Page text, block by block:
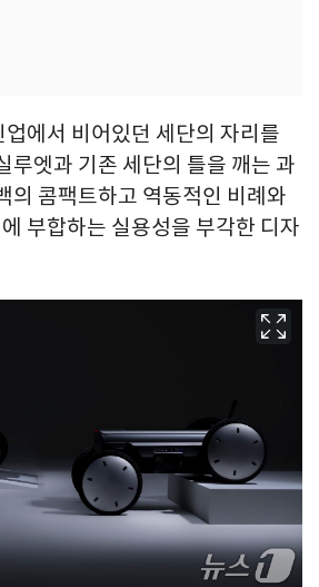
에서 비어있던 세단의 자리를
루엣과 기존 세단의 틀을 깨는 과
의 콤팩트하고 역동적인 비례와
부합하는 실용성을 부각한 디자